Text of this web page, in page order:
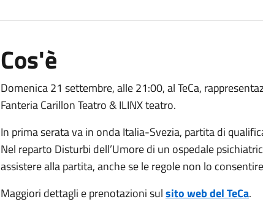
Cos'è
Domenica 21 settembre, alle 21:00, al TeCa,
Fanteria Carillon Teatro & ILINX teatro.
In prima serata va in onda Italia-Svezia, partita di
Nel reparto Disturbi dell’Umore di un ospedale
assistere alla partita, anche se le regole non lo
Maggiori dettagli e prenotazioni sulsito web del TeCa.